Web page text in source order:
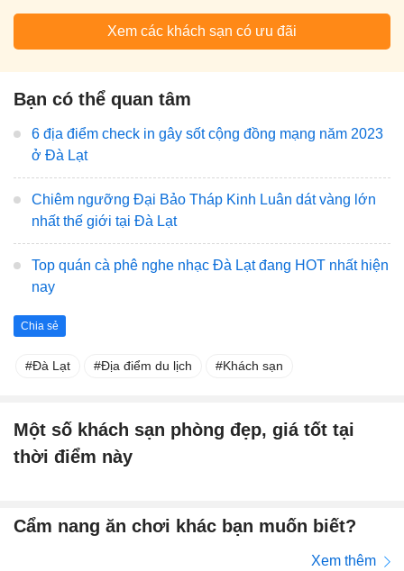
Xem các khách sạn có ưu đãi
Bạn có thể quan tâm
6 địa điểm check in gây sốt cộng đồng mạng năm 2023
ở Đà Lạt
Chiêm ngưỡng Đại Bảo Tháp Kinh Luân dát vàng lớn
nhất thế giới tại Đà Lạt
Top quán cà phê nghe nhạc Đà Lạt đang HOT nhất hiện
nay
Chia sẻ
Đà Lạt Địa điểm du lịch Khách sạn
Một số khách sạn phòng đẹp, giá tốt tại
thời điểm này
Cẩm nang ăn chơi khác bạn muốn biết?
Xem thêm